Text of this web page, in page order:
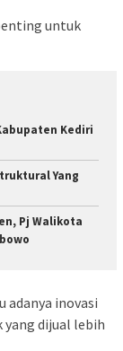
untuk
Kediri
Yang
Pj Walikota
adanya inovasi
yang dijual lebih